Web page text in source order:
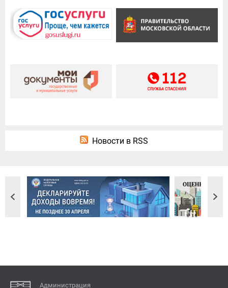
Новости в RSS
Администрация